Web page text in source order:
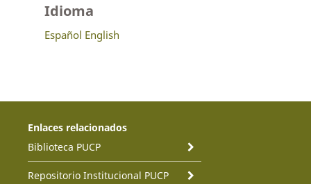
Idioma
Español English
Enlaces relacionados
Biblioteca PUCP
Repositorio Institucional PUCP